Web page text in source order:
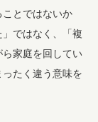
とではないか
ではなく、「複
家庭を回してい
たく違う意味を